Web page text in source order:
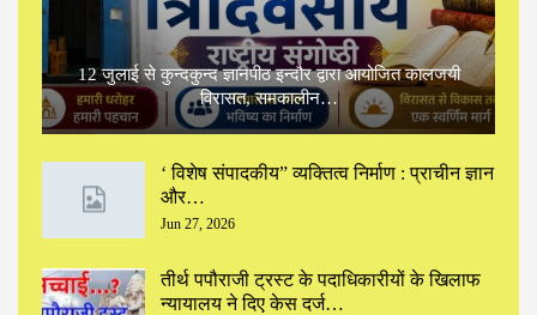
12 जुलाई से कुन्दकुन्द ज्ञानपीठ इन्दौर द्वारा आयोजित कालजयी
विरासत, समकालीन…
‘ विशेष संपादकीय” ‌व्यक्तित्व निर्माण : प्राचीन ज्ञान
और…
Jun 27, 2026
तीर्थ पपौराजी ट्रस्ट के पदाधिकारीयों के खिलाफ
न्यायालय ने दिए केस दर्ज…